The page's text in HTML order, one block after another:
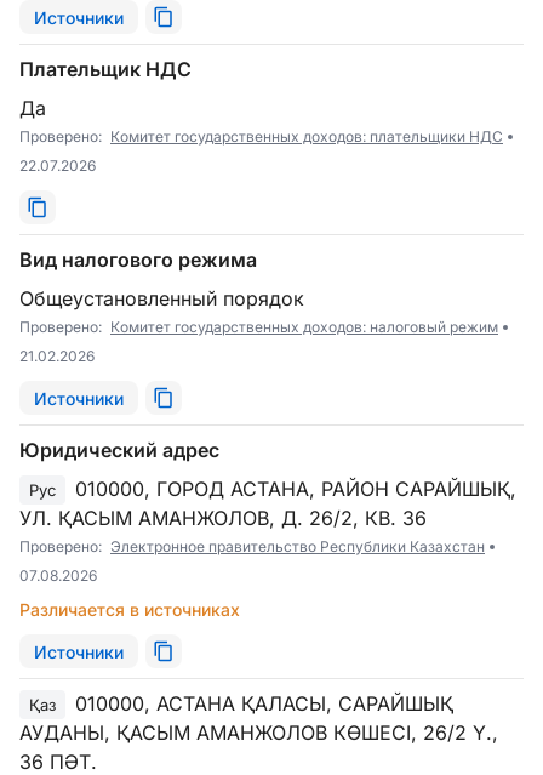
Источники
Плательщик НДС
Да
Проверено: Комитет государственных доходов: плательщики НДС
22.07.2026
Вид налогового режима
Общеустановленный порядок
Проверено: Комитет государственных доходов: налоговый режим
21.02.2026
Источники
Юридический адрес
Рус
010000, ГОРОД АСТАНА, РАЙОН САРАЙШЫҚ,
УЛ. ҚАСЫМ АМАНЖОЛОВ, Д. 26/2, КВ. 36
Проверено: Электронное правительство Республики Казахстан
07.08.2026
Различается в источниках
Источники
Қаз
010000, АСТАНА ҚАЛАСЫ, САРАЙШЫҚ
АУДАНЫ, ҚАСЫМ АМАНЖОЛОВ КӨШЕСІ, 26/2 Ү.,
36 ПӘТ.